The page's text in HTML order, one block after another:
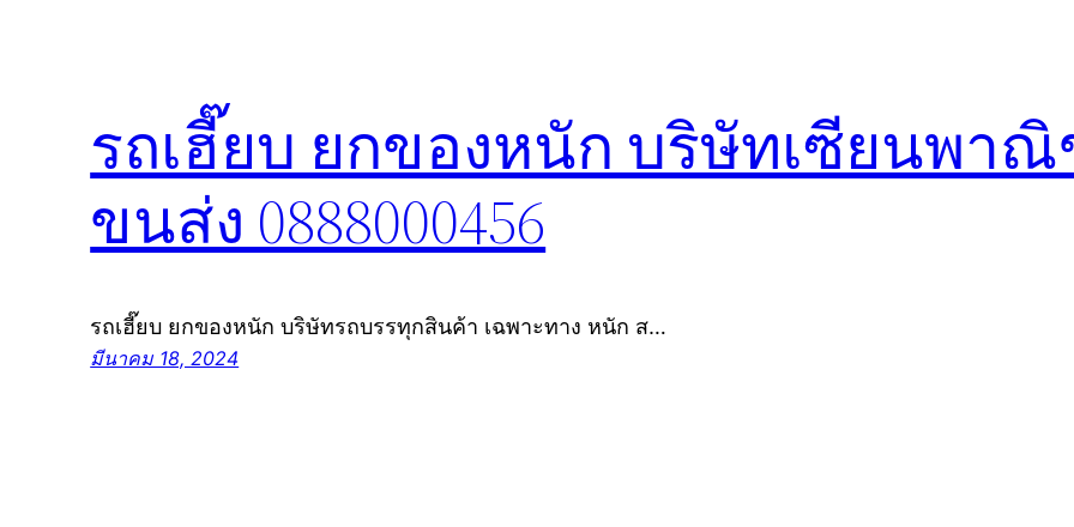
รถเฮี๊ยบ ยกของหนัก บริษัทเซียนพา
ขนส่ง 0888000456
รถเฮี๊ยบ ยกของหนัก บริษัทรถบรรทุกสินค้า เฉพาะทาง หนัก ส…
มีนาคม 18, 2024